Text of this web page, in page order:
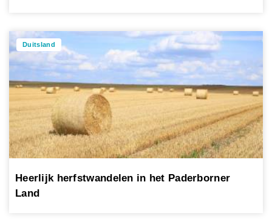
Duitsland
Heerlijk herfstwandelen in het Paderborner
Land